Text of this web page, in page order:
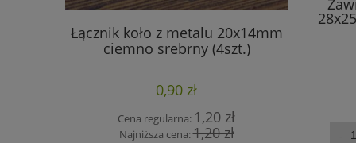
Łącznik koło z metalu 20x14mm
ciemno srebrny (4szt.)
0,90 zł
Cena regularna:1,20 zł
Najniższa cena:1,20 zł